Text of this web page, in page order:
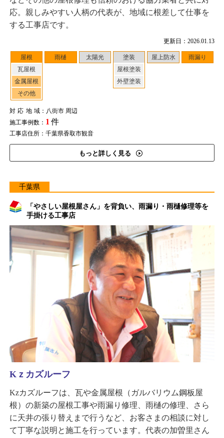
更新日：2026.01.13
屋根
瓦屋根
金属屋根
その他
雨樋 太陽光
塗装
屋根塗装
外壁塗装
屋上防水 雨漏り
対応地域：八街市 周辺
施工事例数： 1 件
工事店住所：千葉県香取市観音
もっと詳しく見る
応。親しみやすい人柄の代表が、地域に根差して仕事を
する工事店です。
千葉県
「やさしい屋根屋さん」を背負い、雨漏り・雨樋修理等を
手掛ける工事店
Kｚカズルーフ
Kzカズルーフは、瓦や金属屋根（ガルバリウム鋼板屋
根）の新築の屋根工事や雨漏り修理、雨樋の修理、さら
に天井の張り替えまで行うなど、お客さまの相談に対し
て丁寧な説明と施工を行っています。代表の加曽里さん